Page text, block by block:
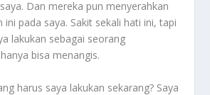
Dan mereka pun menyerahkan
ini pada saya. Sakit sekali hati ini, tapi
lakukan sebagai seorang
bisa menangis.
harus saya lakukan sekarang? Saya